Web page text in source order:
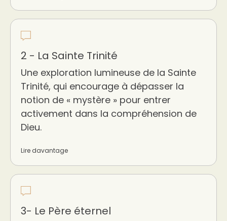
2 - La Sainte Trinité
Une exploration lumineuse de la Sainte
Trinité, qui encourage à dépasser la
notion de « mystère » pour entrer
activement dans la compréhension de
Dieu.
Lire davantage
3- Le Père éternel